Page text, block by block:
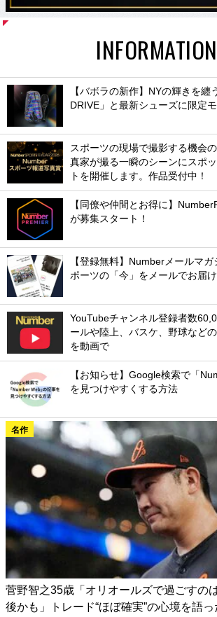
INFORMATION
【バボラの新作】NYの輝きを纏
DRIVE」と最新シューズに限定
スポーツの現場で撮影する機会
真家が撮る一瞬のシーンにスポ
トを開催します。作品受付中！
【同僚や仲間とお得に】
が募集スタート！
【登録無料】Numberメールマ
ポーツの「今」をメールでお届け
YouTubeチャンネル登録者数
ールや陸上、バスケ、野球など
を動画で
【お知らせ】Google検索で「
を見つけやすくする方法
名作
菅野智之35歳「オリオールズで過ごすの
後かも」トレード“ほぼ確実”の心境を語っ